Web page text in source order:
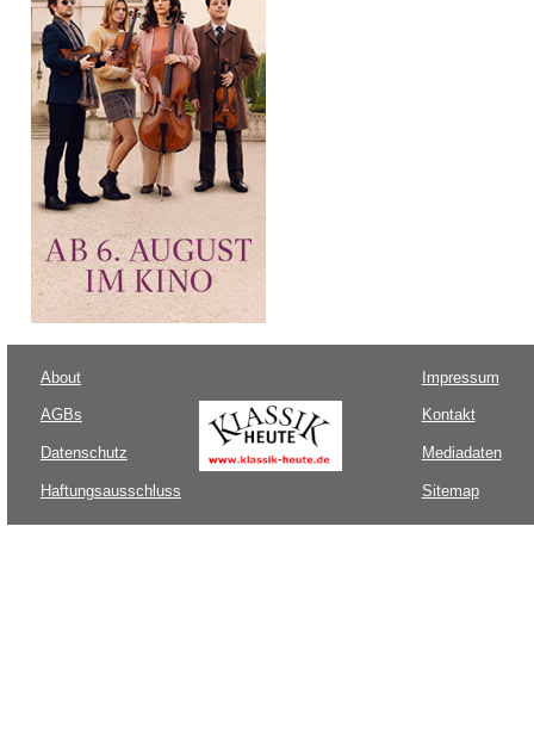
About
AGBs
Datenschutz
Haftungsausschluss
Impressum
Kontakt
Mediadaten
Sitemap